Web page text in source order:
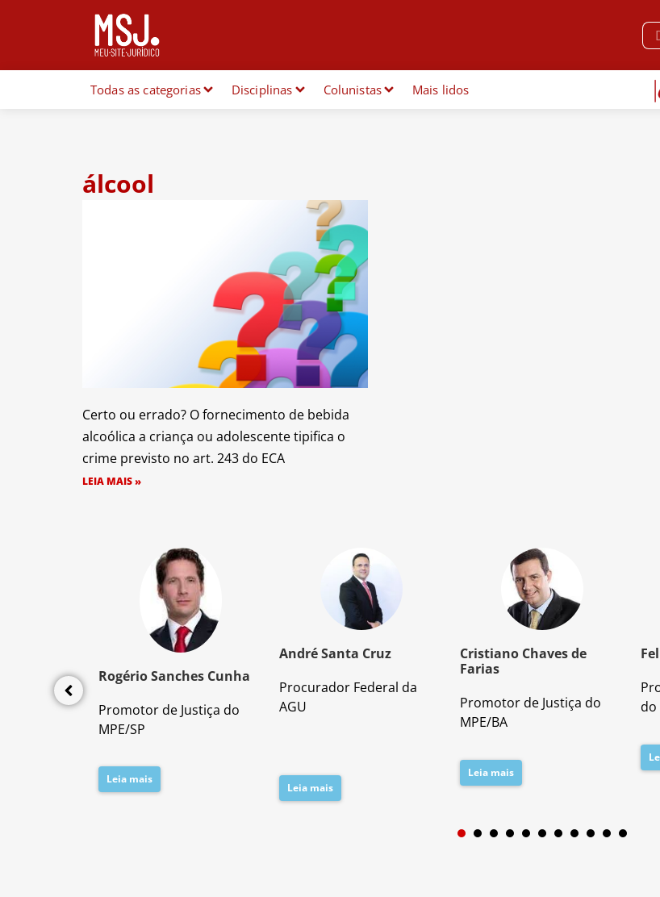
Todas as categorias Disciplinas Colunistas Mais lidos
álcool
Certo ou errado? O fornecimento de bebida
alcoólica a criança ou adolescente tipifica o
crime previsto no art. 243 do ECA
LEIA MAIS »
Civil
Rogério Sanches Cunha
Promotor de Justiça do
MPE/SP
Leia mais
André Santa Cruz
Procurador Federal da
AGU
Leia mais
Cristiano Chaves de
Farias
Promotor de Justiça do
MPE/BA
Leia mais
do
1 2